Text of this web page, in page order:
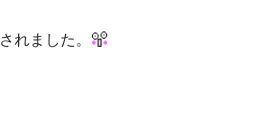
されました。